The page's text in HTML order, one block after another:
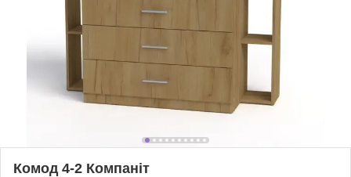
Комод 4-2 Компаніт